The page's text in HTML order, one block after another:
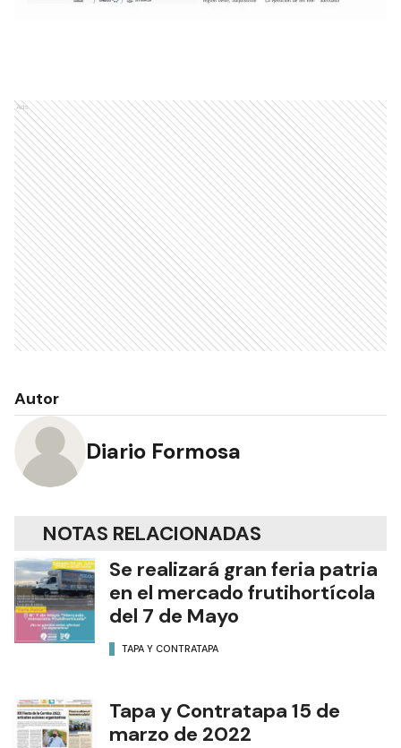
Ads
Autor
Diario Formosa
NOTAS RELACIONADAS
Se realizará gran feria patria
en el mercado frutihortícola
del 7 de Mayo
TAPA Y CONTRATAPA
Tapa y Contratapa 15 de
marzo de 2022